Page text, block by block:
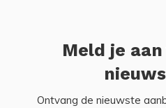
Meld je
Ontvang de nieuwste